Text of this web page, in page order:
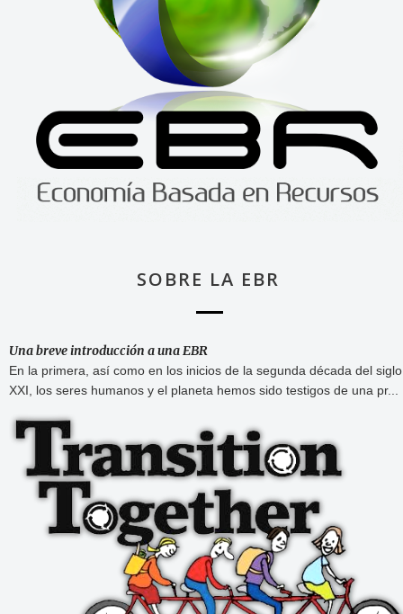
SOBRE LA EBR
Una breve introducción a una EBR
En la primera, así como en los inicios de la segunda década del siglo
XXI, los seres humanos y el planeta hemos sido testigos de una pr...